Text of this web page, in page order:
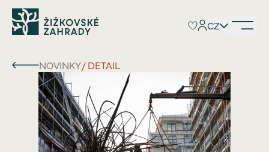
CZ
CZ
NOVINKY/ DETAIL